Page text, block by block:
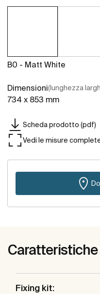
B0 - Matt White
Dimensioni(lunghezza
734 x 853 mm
Scheda prodotto (pdf)
Vedi le misure
Fixing kit: